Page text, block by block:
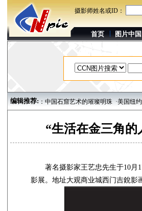
摄影师姓名或ID：
首页 图片中国
编辑推荐:
刻：中国石窟艺术的璀璨明珠 ·美国纽约大都会博
“生活在金三角
著名摄影家王艺忠先生于10月17
影展。地址大观商业城西门吉銳影